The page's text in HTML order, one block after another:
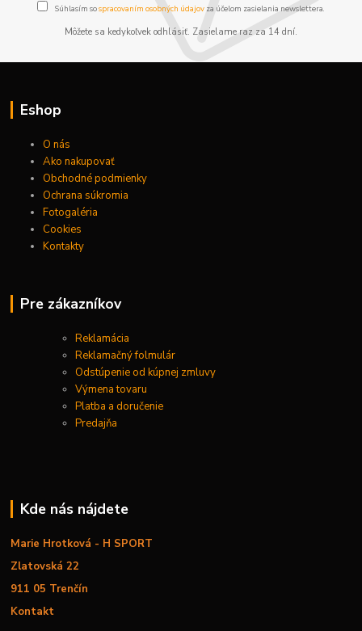
Súhlasím sospracovaním osobných údajov za účelom zasielania newslettera.
Môžete sa kedykoľvek odhlásiť. Zasielame raz za 14 dní.
Eshop
O nás
Ako nakupovať
Obchodné podmienky
Ochrana súkromia
Fotogaléria
Cookies
Kontakty
Pre zákazníkov
Reklamácia
Reklamačný folmulár
Odstúpenie od kúpnej zmluvy
Výmena tovaru
Platba a doručenie
Predajňa
Kde nás nájdete
Marie Hrotková - H SPORT
Zlatovská 22
911 05 Trenčín
Kontakt